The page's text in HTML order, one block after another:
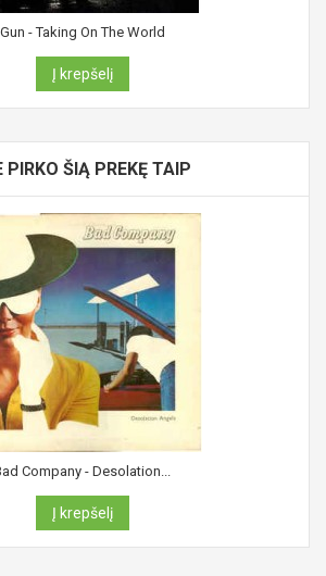
Gun - Taking On The World
Į krepšelį
PIRKO ŠIĄ PREKĘ TAIP
Company - Desolation...
Į krepšelį